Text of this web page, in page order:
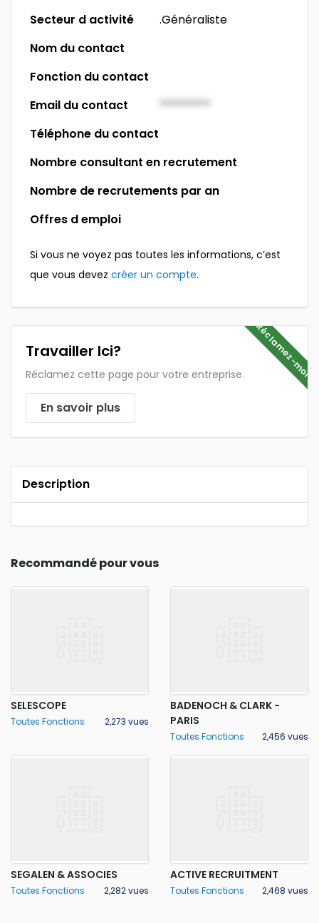
Secteur d activité
.Généraliste
Nom du contact
Fonction du contact
Email du contact
*********
Téléphone du contact
Nombre consultant en recrutement
Nombre de recrutements par an
Offres d emploi
Si vous ne voyez pas toutes les informations, c’est
que vous devez créer un compte.
Réclamez-moi
Travailler Ici?
Réclamez cette page pour votre entreprise.
En savoir plus
Description
Recommandé pour vous
SELESCOPE
Toutes Fonctions 2,273 vues
BADENOCH & CLARK -
PARIS
Toutes Fonctions 2,456 vues
SEGALEN & ASSOCIES
Toutes Fonctions 2,282 vues
ACTIVE RECRUITMENT
Toutes Fonctions 2,468 vues